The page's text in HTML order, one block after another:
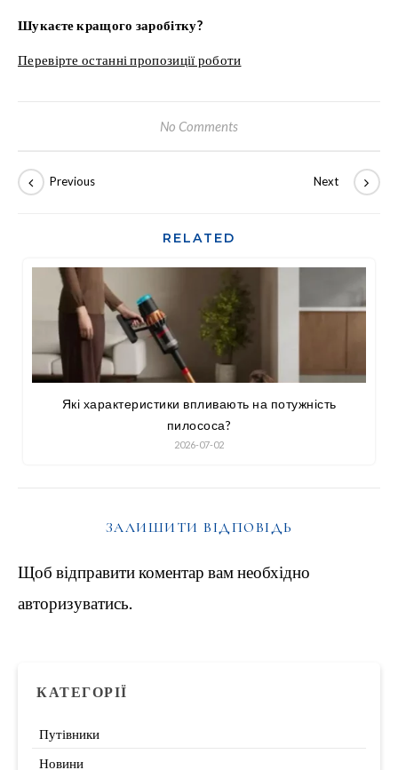
Шукаєте кращого заробітку?
Перевірте останні пропозиції роботи
No Comments
RELATED
Які характеристики впливають на потужність
пилососа?
2026-07-02
ЗАЛИШИТИ ВІДПОВІДЬ
Щоб відправити коментар вам необхідно
авторизуватись.
КАТЕГОРІЇ
Путівники
Новини